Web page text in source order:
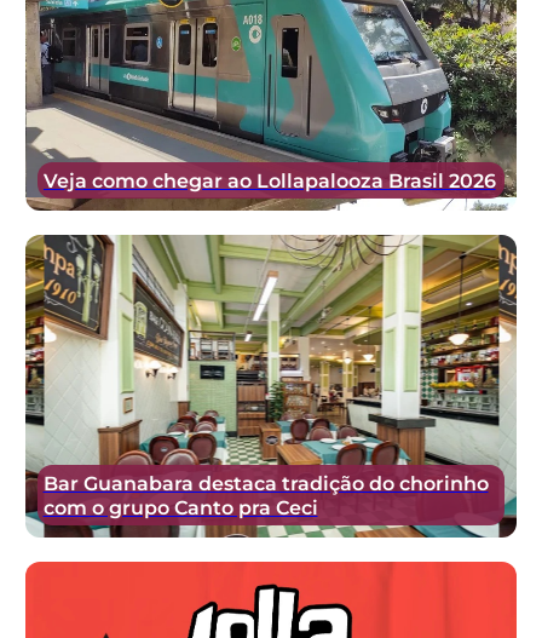
Veja como chegar ao Lollapalooza Brasil 2026
Bar Guanabara destaca tradição do chorinho
com o grupo Canto pra Ceci